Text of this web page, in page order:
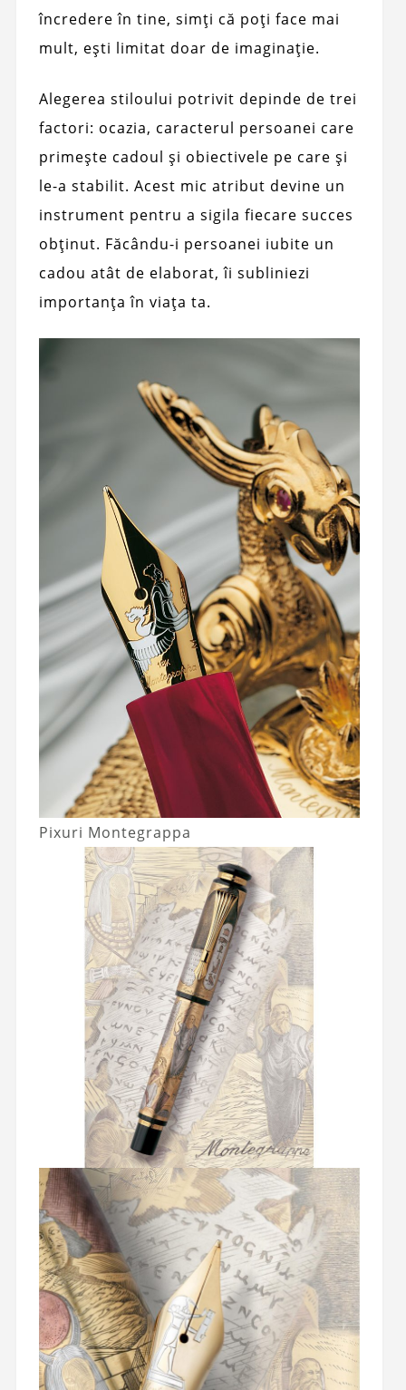
încredere în tine, simți că poți face mai
mult, ești limitat doar de imaginație.
Alegerea stiloului potrivit depinde de trei
factori: ocazia, caracterul persoanei care
primește cadoul și obiectivele pe care și
le-a stabilit. Acest mic atribut devine un
instrument pentru a sigila fiecare succes
obținut. Făcându-i persoanei iubite un
cadou atât de elaborat, îi subliniezi
importanța în viața ta.
Pixuri Montegrappa